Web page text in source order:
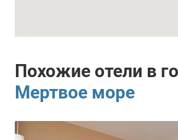
Похожие отели в
Мертвое море